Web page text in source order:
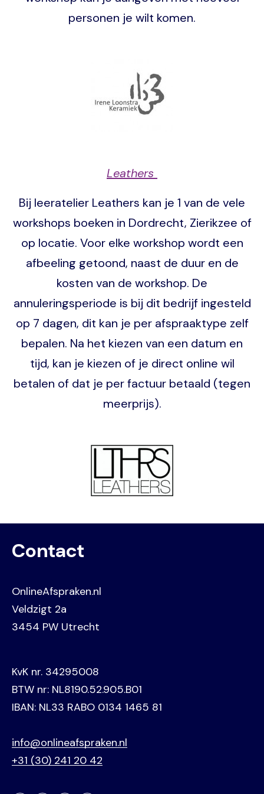
personen je wilt komen.
Leathers
Bij leeratelier Leathers kan je 1 van de vele
workshops boeken in Dordrecht, Zierikzee of
op locatie. Voor elke workshop wordt een
afbeeling getoond, naast de duur en de
kosten van de workshop. De
annuleringsperiode is bij dit bedrijf ingesteld
op 7 dagen, dit kan je per afspraaktype zelf
bepalen. Na het kiezen van een datum en
tijd, kan je kiezen of je direct online wil
betalen of dat je per factuur betaald (tegen
meerprijs).
Contact
OnlineAfspraken.nl
Veldzigt 2a
3454 PW Utrecht
KvK nr. 34295008
BTW nr: NL8190.52.905.B01
IBAN: NL33 RABO 0134 1465 81
info@onlineafspraken.nl
+31 (30) 241 20 42